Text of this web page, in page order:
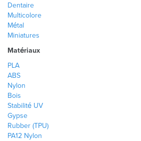
Dentaire
Multicolore
Métal
Miniatures
Matériaux
PLA
ABS
Nylon
Bois
Stabilité UV
Gypse
Rubber (TPU)
PA12 Nylon